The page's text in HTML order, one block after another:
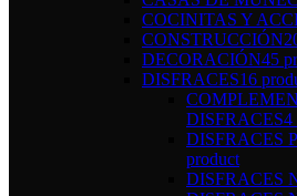
COCINITAS Y
CONSTRUCCIÓN
DECORACIÓN45
DISFRACES16
DISFRACES4
DISFRACES
product
DISFRACES